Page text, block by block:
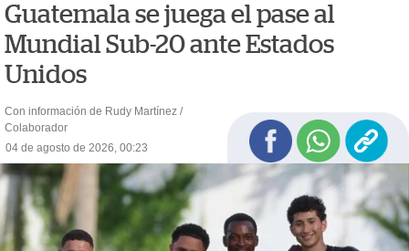
Guatemala se juega el pase al
Mundial Sub-20 ante Estados
Unidos
Con información de Rudy Martínez /
Colaborador
04 de agosto de 2026, 00:23